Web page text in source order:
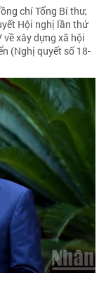
chí Tổng Bí thư,
Hội nghị lần thứ
xây dựng xã hội
(Nghị quyết số 18-